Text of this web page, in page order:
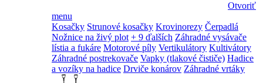
Otvoriť
menu
Kosačky Strunové kosačky Krovinorezy Čerpadlá
Nožnice na živý plot + 9 ďalších Záhradné vysávače
lístia a fukáre Motorové píly Vertikulátory Kultivátory
Záhradné postrekovače Vapky (tlakové čističe) Hadice
a vozíky na hadice Drviče konárov Záhradné vrtáky